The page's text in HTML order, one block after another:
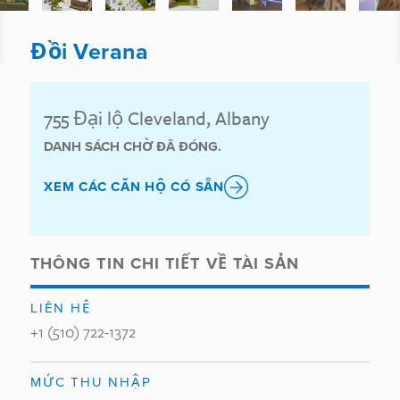
Đồi Verana
755 Đại lộ Cleveland, Albany
DANH SÁCH CHỜ ĐÃ ĐÓNG.
XEM CÁC CĂN HỘ CÓ SẴN
THÔNG TIN CHI TIẾT VỀ TÀI SẢN
LIÊN HỆ
+1 (510) 722-1372
MỨC THU NHẬP